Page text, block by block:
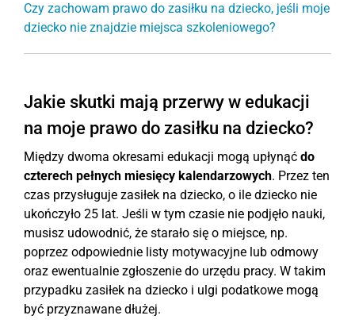
Czy zachowam prawo do zasiłku na dziecko, jeśli moje
dziecko nie znajdzie miejsca szkoleniowego?
Jakie skutki mają przerwy w edukacji
na moje prawo do zasiłku na dziecko?
Między dwoma okresami edukacji mogą upłynąć do
czterech pełnych miesięcy kalendarzowych. Przez ten
czas przysługuje zasiłek na dziecko, o ile dziecko nie
ukończyło 25 lat. Jeśli w tym czasie nie podjęło nauki,
musisz udowodnić, że starało się o miejsce, np.
poprzez odpowiednie listy motywacyjne lub odmowy
oraz ewentualnie zgłoszenie do urzędu pracy. W takim
przypadku zasiłek na dziecko i ulgi podatkowe mogą
być przyznawane dłużej.